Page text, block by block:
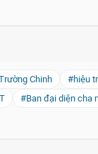
Chinh #hiệu
#Ban đại diện cha